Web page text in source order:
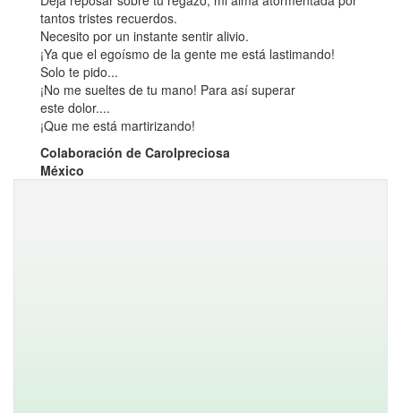
tantos tristes recuerdos.
Necesito por un instante sentir alivio.
¡Ya que el egoísmo de la gente me está lastimando!
Solo te pido...
¡No me sueltes de tu mano! Para así superar
este dolor....
¡Que me está martirizando!
Colaboración de Carolpreciosa
México